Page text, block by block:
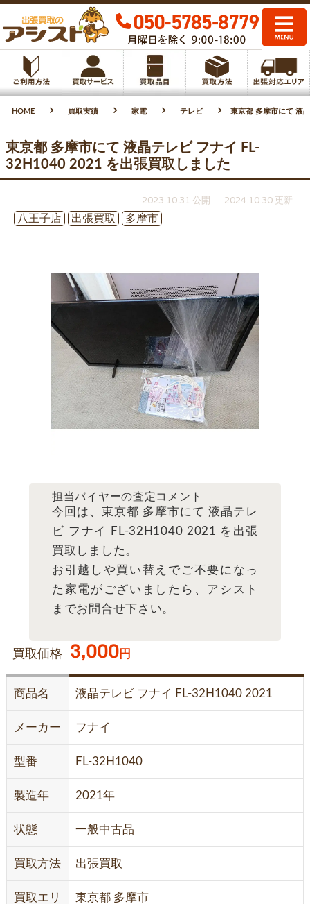
HOME 買取実績 家電 テレビ 東京都 多摩市にて 液
東京都 多摩市にて 液晶テレビ フナイ FL-
32H1040 2021 を出張買取しました
2023.10.31 公開
2024.10.30 更新
八王子店
出張買取 多摩市
担当バイヤーの査定コメント
今回は、東京都 多摩市にて 液晶テレ
ビ フナイ FL-32H1040 2021 を出張
買取しました。
お引越しや買い替えでご不要になっ
た家電がございましたら、アシスト
までお問合せ下さい。
買取価格 3,000円
商品名 液晶テレビ フナイ FL-32H1040 2021
メーカー フナイ
型番 FL-32H1040
製造年 2021年
状態 一般中古品
買取方法 出張買取
買取エリ
東京都 多摩市